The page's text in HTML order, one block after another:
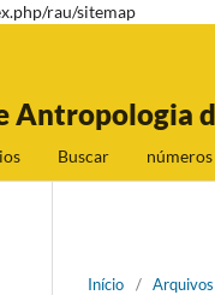
rau/sitemap
Antropologia
Buscar
Início / Arquivos